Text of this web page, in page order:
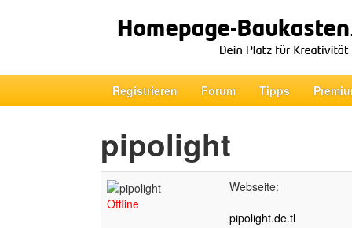
Registrieren Forum Tipps
pipolight
Offline
Webseite:
pipolight.de.tl